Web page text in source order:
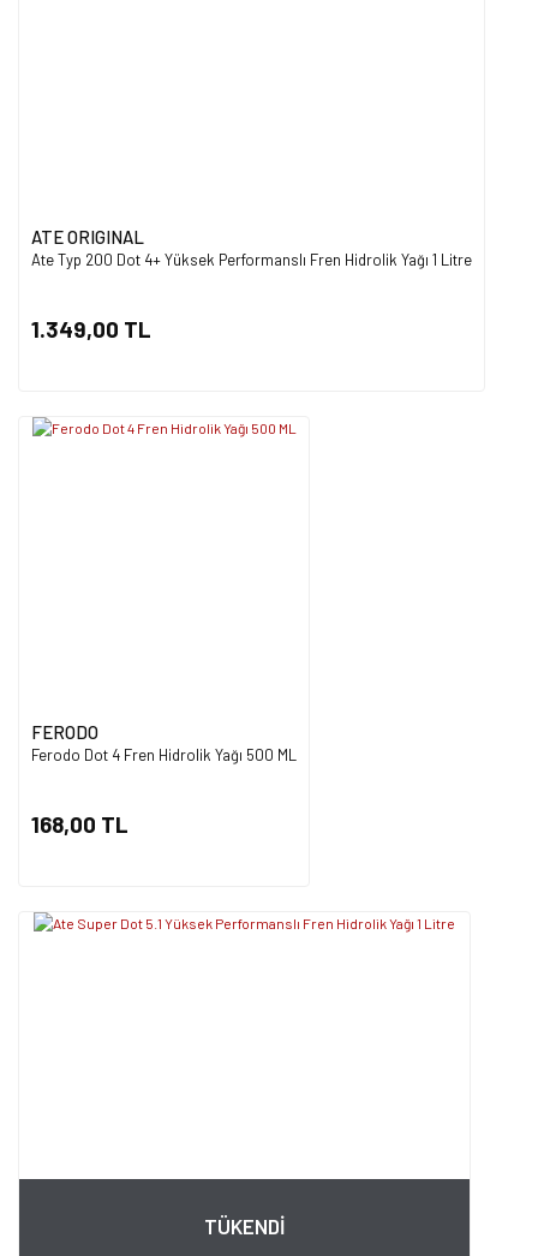
ATE ORIGINAL
Ate Typ 200 Dot 4+ Yüksek Performanslı Fren Hidrolik Yağı 1 Litre
1.349,00 TL
FERODO
Ferodo Dot 4 Fren Hidrolik Yağı 500 ML
168,00 TL
TÜKENDİ